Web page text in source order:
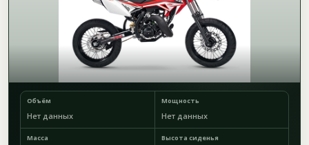
Объём
Нет данных
Мощность
Нет данных
Масса Высота сиденья